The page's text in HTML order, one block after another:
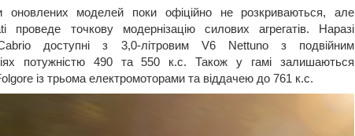
оновлених моделей поки офіційно не розкриваються, але
проведе точкову модернізацію силових агрегатів. Наразі
доступні з 3,0-літровим V6 Nettuno з подвійним
потужністю 490 та 550 к.с. Також у гамі залишаються
із трьома електромоторами та віддачею до 761 к.с.